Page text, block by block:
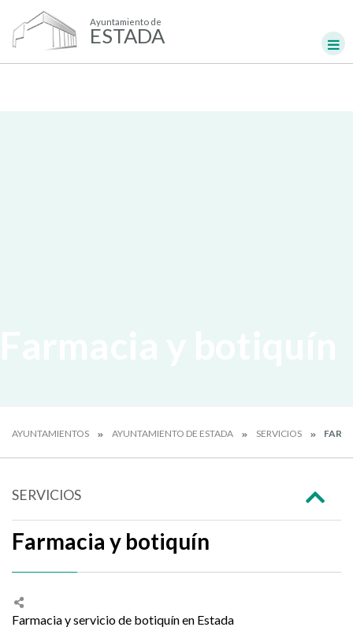
Ayuntamiento de
ESTADA
AYUNTAMIENTOS AYUNTAMIENTO DE ESTADA SERVICIOS
SERVICIOS
Farmacia y botiquín
Farmacia y servicio de botiquín en Estada